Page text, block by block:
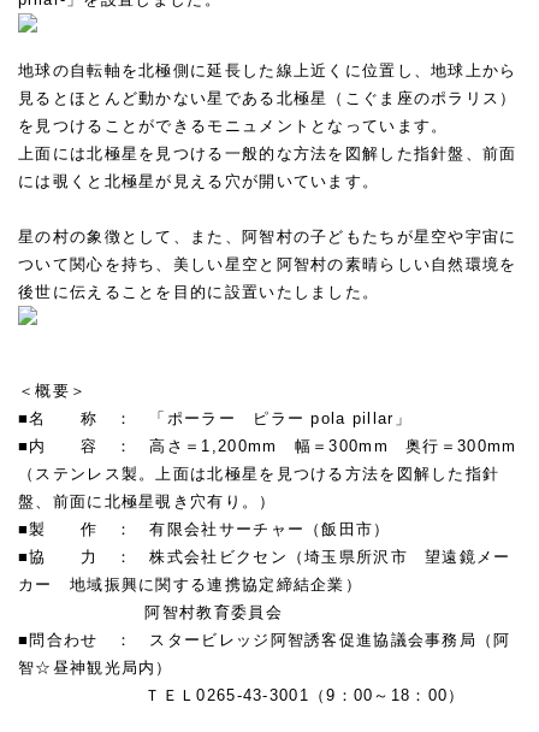
地球の自転軸を北極側に延長した線上近くに位置し、地球上から
見るとほとんど動かない星である北極星（こぐま座のポラリス）
を見つけることができるモニュメントとなっています。
上面には北極星を見つける一般的な方法を図解した指針盤、前面
には覗くと北極星が見える穴が開いています。
星の村の象徴として、また、阿智村の子どもたちが星空や宇宙に
ついて関心を持ち、美しい星空と阿智村の素晴らしい自然環境を
後世に伝えることを目的に設置いたしました。
＜概要＞
■名 称 ： 「ポーラー ピラー pola pillar」
■内 容 ： 高さ＝1,200mm 幅＝300mm 奥行＝300mm
（ステンレス製。上面は北極星を見つける方法を図解した指針
盤、前面に北極星覗き穴有り。）
■製 作 ： 有限会社サーチャー（飯田市）
■協 力 ： 株式会社ビクセン（埼玉県所沢市 望遠鏡メー
カー 地域振興に関する連携協定締結企業）
阿智村教育委員会
■問合わせ ： スタービレッジ阿智誘客促進協議会事務局（阿
智☆昼神観光局内）
ＴＥＬ0265-43-3001（9：00～18：00）